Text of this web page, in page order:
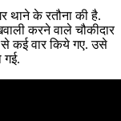
थाने के रतौना की है.
करने वाले चौकीदार
से कई वार किये गए. उसे
गई.